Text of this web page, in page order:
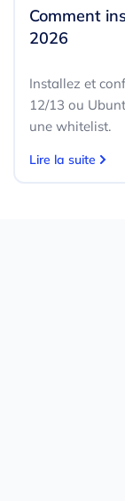
Comment
2026
Installez et
12/13 ou
une whitelist.
Lire la suite